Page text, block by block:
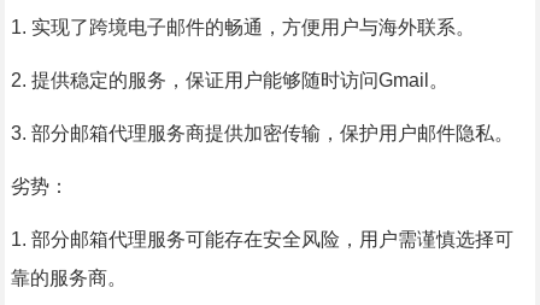
1. 实现了跨境电子邮件的畅通，方便用户与海外联系。
2. 提供稳定的服务，保证用户能够随时访问Gmail。
3. 部分邮箱代理服务商提供加密传输，保护用户邮件隐私。
劣势：
1. 部分邮箱代理服务可能存在安全风险，用户需谨慎选择可
靠的服务商。